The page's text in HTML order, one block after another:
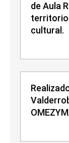
de Aula
cultural.